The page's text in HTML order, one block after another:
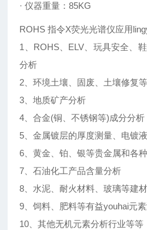
· 仪器重量：85KG
ROHS 指令X荧光光谱仪应用
1、ROHS、ELV、玩具安全、
分析
2、环境土壤、固废、土壤修复
3、地质矿产分析
4、合金(铜、不锈钢等)成分分析
5、金属镀层的厚度测量、电镀
6、黄金、铂、银等贵金属和各
7、石油化工产品含量分析
8、水泥、耐火材料、玻璃等建
9、饲料、肥料等有益youhai元
10、其他无机元素分析行业等等